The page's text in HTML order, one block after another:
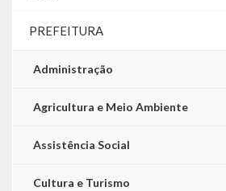
PREFEITURA
Administração
Agricultura e Meio Ambiente
Assistência Social
Cultura e Turismo